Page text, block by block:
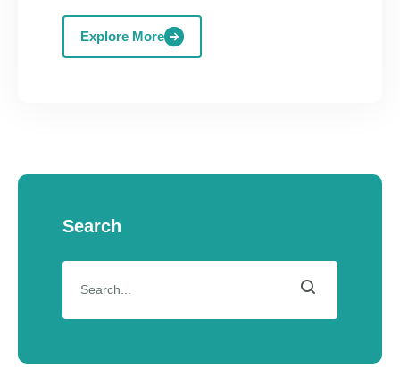
Explore More
Search